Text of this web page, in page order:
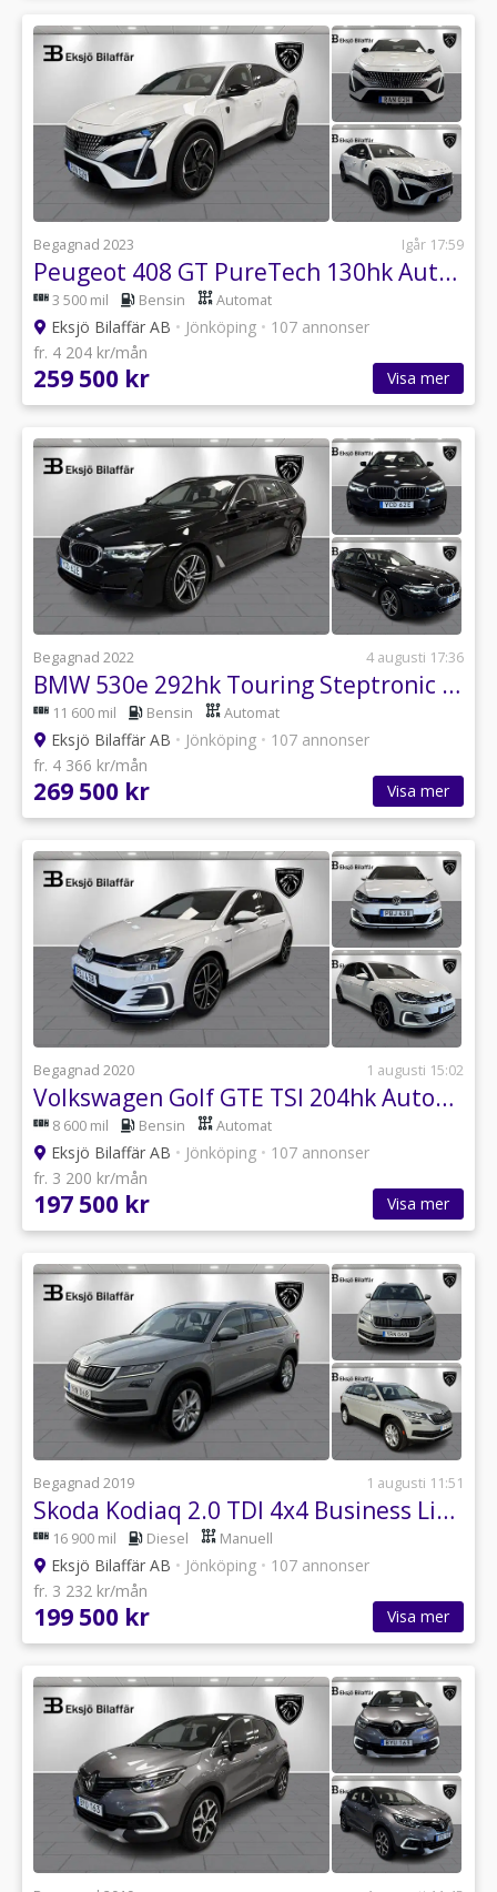
Begagnad 2023 Igår 17:59
Peugeot 408 GT PureTech 130hk Automat *Kamera, GPS, PDC*
3 500 mil Bensin Automat
Eksjö Bilaffär AB • Jönköping • 107 annonser
fr. 4 204 kr/mån
259 500 kr Visa mer
Begagnad 2022 4 augusti 17:36
BMW 530e 292hk Touring Steptronic Plug-In-Hybrid*Kamera,GPS,PDC*
11 600 mil Bensin Automat
Eksjö Bilaffär AB • Jönköping • 107 annonser
fr. 4 366 kr/mån
269 500 kr Visa mer
Begagnad 2020 1 augusti 15:02
Volkswagen Golf GTE TSI 204hk Automat Plug-In-Hybrid *LED, GPS. PDC*
8 600 mil Bensin Automat
Eksjö Bilaffär AB • Jönköping • 107 annonser
fr. 3 200 kr/mån
197 500 kr Visa mer
Begagnad 2019 1 augusti 11:51
Skoda Kodiaq 2.0 TDI 4x4 Business Line / Dragkrok / Backkamera /
16 900 mil Diesel Manuell
Eksjö Bilaffär AB • Jönköping • 107 annonser
fr. 3 232 kr/mån
199 500 kr Visa mer